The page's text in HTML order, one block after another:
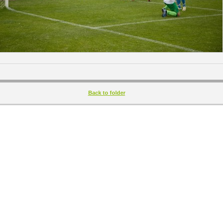
Back to folder